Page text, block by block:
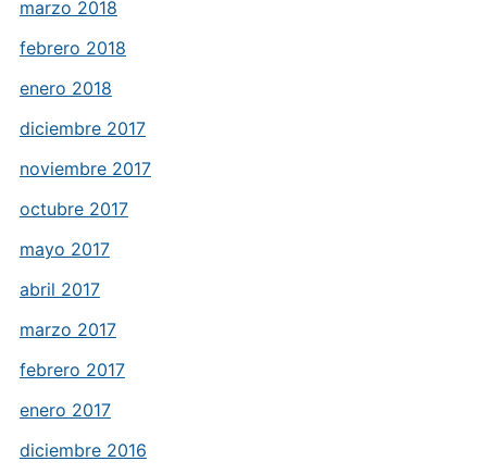
marzo 2018
febrero 2018
enero 2018
diciembre 2017
noviembre 2017
octubre 2017
mayo 2017
abril 2017
marzo 2017
febrero 2017
enero 2017
diciembre 2016